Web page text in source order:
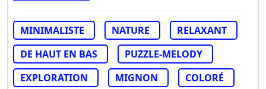
MINIMALISTE NATURE
RELAXANT
DE HAUT EN BAS
PUZZLE-MELODY
EXPLORATION
MIGNON
COLORÉ